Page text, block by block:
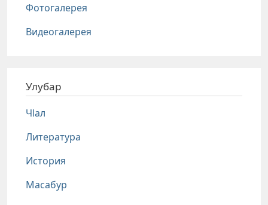
Фотогалерея
Видеогалерея
Улубар
Чlал
Литература
История
Масабур